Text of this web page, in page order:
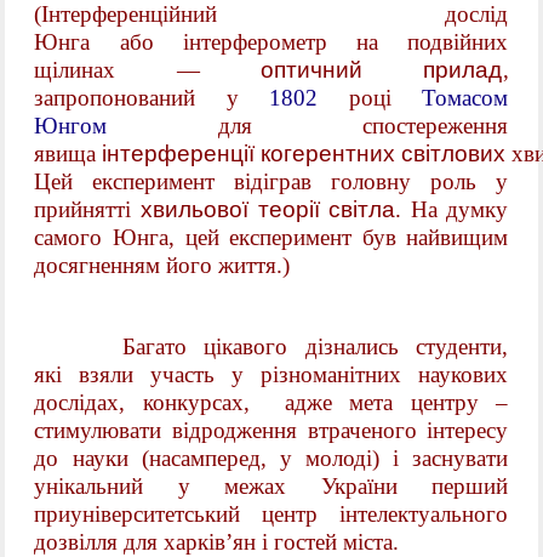
(Інтерференційний дослід
Юнга
або інтерферометр на подвійних
щілинах —
оптичний прилад,
запропонований у
1802 році
Томасом
Юнгом
для спостереження
явища інтерференції когерентних світлових
Цей експеримент відіграв головну роль у
прийнятті хвильової теорії світла. На думку
самого Юнга, цей експеримент був найвищим
досягненням його життя.)
Багато цікавого дізнались студенти,
яківзяли участь у різноманітних наукових
дослідах, конкурсах, адже мета центру –
стимулювати відродження втраченого інтересу
до науки (насамперед, у молоді) і заснувати
унікальний у межах України перший
приуніверситетський центр інтелектуального
дозвілля для харків’ян і гостей міста.